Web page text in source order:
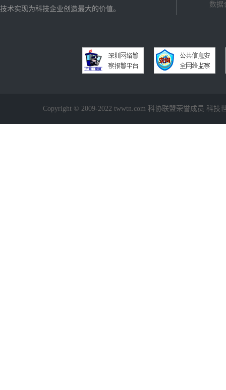
技术实现为科技企业创造最大的价值。
数据
Copyright © 2009-2022 twwtn.com 科协联盟荣誉成员 科